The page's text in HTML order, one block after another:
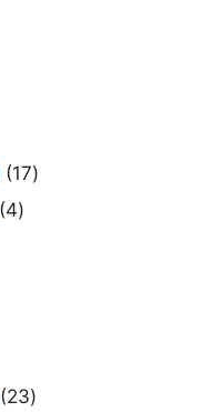
17
4
23